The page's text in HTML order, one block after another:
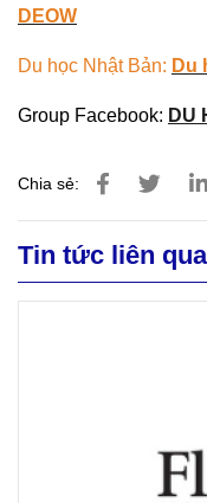
DEOW
Du học Nhật Bản: Du
Group Facebook: DU
Chia sẻ:
Tin tức liên